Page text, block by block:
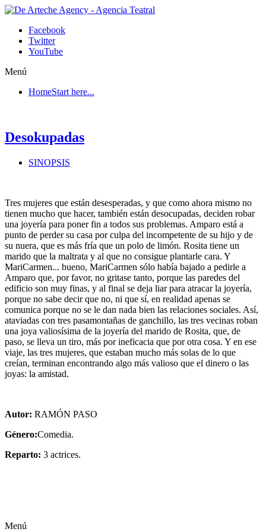
Facebook
Twitter
YouTube
Menú
HomeStart here...
Desokupadas
SINOPSIS
Tres mujeres que están desesperadas, y que como ahora mismo no
tienen mucho que hacer, también están desocupadas, deciden robar
una joyería para poner fin a todos sus problemas. Amparo está a
punto de perder su casa por culpa del incompetente de su hijo y de
su nuera, que es más fría que un polo de limón. Rosita tiene un
marido que la maltrata y al que no consigue plantarle cara. Y
MariCarmen... bueno, MariCarmen sólo había bajado a pedirle a
Amparo que, por favor, no gritase tanto, porque las paredes del
edificio son muy finas, y al final se deja liar para atracar la joyería,
porque no sabe decir que no, ni que sí, en realidad apenas se
comunica porque no se le dan nada bien las relaciones sociales. Así,
ataviadas con tres pasamontañas de ganchillo, las tres vecinas roban
una joya valiosísima de la joyería del marido de Rosita, que, de
paso, se lleva un tiro, más por ineficacia que por otra cosa. Y en ese
viaje, las tres mujeres, que estaban mucho más solas de lo que
creían, terminan encontrando algo más valioso que el dinero o las
joyas: la amistad.
Autor: RAMÓN PASO
Género:Comedia.
Reparto: 3 actrices.
Menú